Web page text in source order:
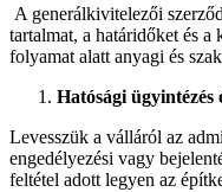
A generálkivitelezői
tartalmat, a határidőket és
folyamat alatt anyagi és
Hatósági ügyintézés
Levesszük a válláról az
engedélyezési vagy
feltétel adott legyen az